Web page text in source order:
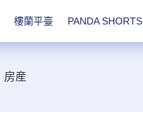
樓蘭平臺 PANDA SHORTS
房産